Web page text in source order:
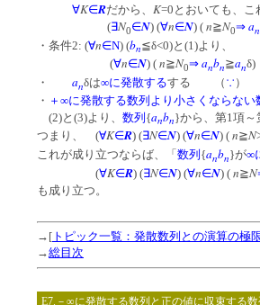
∀K∈Rだから、 K=0とおいても、こ
(∃N0∈N) (∀n∈N) ( n≧N0⇒ an
・条件2: (∀n∈N) (bn≦δ<0)と(1)より、
(∀n∈N) ( n≧N0⇒ anbn≧an
・ anδは∞に発散するする （ ∵ ）
・ ＋∞に発散する数列より小さくならな
(2)と(3)より、 数列 {anbn}から、第1項～
つまり、 (∀K∈R) (∃N∈N) (∀n∈N) ( n≧N
これが成り立つならば、「 数列 {anbn}が∞
(∀K∈R) (∃N∈N) (∀n∈N) ( n≧N
も成り立つ。
→[ トピック一覧：発散数列との演算の極
→総目次
E7.－∞に発散する数列と正の値に収束する